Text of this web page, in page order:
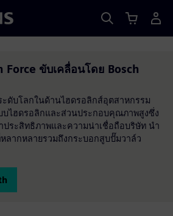
Force ขับเคลื่อนโดย Bosch
ะดับโลกในด้านไฮดรอลิกส์อุตสาหกรรม
บไฮดรอลิกและส่วนประกอบคุณภาพสูงซึ่ง
ประสิทธิภาพและความน่าเชื่อถือบริษัท นำ
ลากหลายรวมถึงกระบอกสูบปั๊มวาล์ว